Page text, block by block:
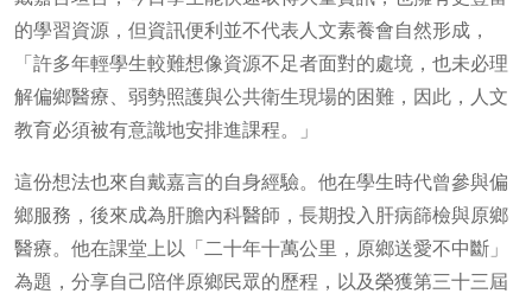
的學習資源，但資訊便利並不代表人文素養會自然形成，
「許多年輕學生較難想像資源不足者面對的處境，也未必理
解偏鄉醫療、弱勢照護與公共衛生現場的困難，因此，人文
教育必須被有意識地安排進課程。」
這份想法也來自戴嘉言的自身經驗。他在學生時代曾參與偏
鄉服務，後來成為肝膽內科醫師，長期投入肝病篩檢與原鄉
醫療。他在課堂上以「二十年十萬公里，原鄉送愛不中斷」
為題，分享自己陪伴原鄉民眾的歷程，以及榮獲第三十三屆